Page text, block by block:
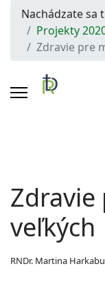
Nachádzate sa
Projekty
Zdravie pre
Zdravie
veľkých
RNDr. Martina